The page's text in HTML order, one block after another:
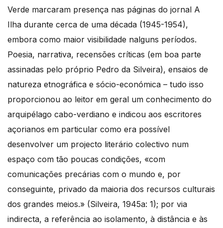
Verde marcaram presença nas páginas do jornal A
Ilha durante cerca de uma década (1945-1954),
embora como maior visibilidade nalguns períodos.
Poesia, narrativa, recensões críticas (em boa parte
assinadas pelo próprio Pedro da Silveira), ensaios de
natureza etnográfica e sócio-económica – tudo isso
proporcionou ao leitor em geral um conhecimento do
arquipélago cabo-verdiano e indicou aos escritores
açorianos em particular como era possível
desenvolver um projecto literário colectivo num
espaço com tão poucas condições, «com
comunicações precárias com o mundo e, por
conseguinte, privado da maioria dos recursos culturais
dos grandes meios.» (Silveira, 1945a: 1); por via
indirecta, a referência ao isolamento, à distância e às